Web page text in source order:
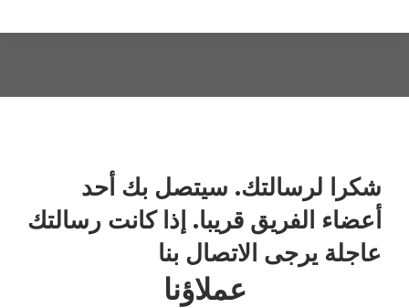
شكرا لرسالتك. سيتصل بك أحد
أعضاء الفريق قريبا. إذا كانت رسالتك
عاجلة يرجى الاتصال بنا
عملاؤنا